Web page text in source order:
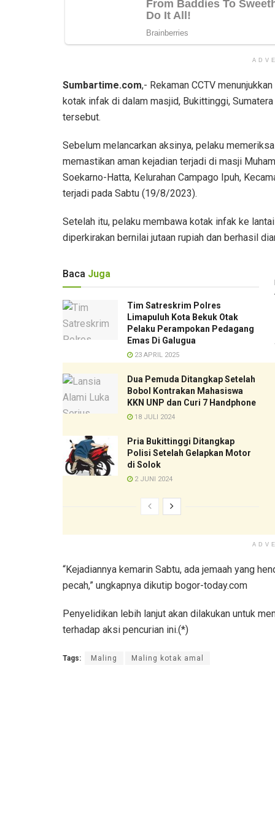
Sumbartime.com,- Rekaman CCTV
kotak infak di dalam masjid, Bukittinggi,
tersebut.
Sebelum melancarkan aksinya, pelaku
memastikan aman kejadian terjadi di masji
Soekarno-Hatta, Kelurahan Campago Ipuh,
terjadi pada Sabtu (19/8/2023).
Setelah itu, pelaku membawa kotak infak ke
diperkirakan bernilai jutaan rupiah dan berhasil
Baca Juga
Tim Satreskrim Polres
Limapuluh Kota Bekuk Otak
Pelaku Perampokan Pedagang
Emas Di Galugua
23 APRIL 2025
Dua Pemuda Ditangkap Setelah
Bobol Kontrakan Mahasiswa
KKN UNP dan Curi 7 Handphone
18 JULI 2024
Pria Bukittinggi Ditangkap
Polisi Setelah Gelapkan Motor
di Solok
2 JUNI 2024
“Kejadiannya kemarin Sabtu, ada jemaah yang
pecah,” ungkapnya dikutip bogor-today.com
Penyelidikan lebih lanjut akan dilakukan untuk
terhadap aksi pencurian ini.(*)
Tags: Maling Maling kotak amal